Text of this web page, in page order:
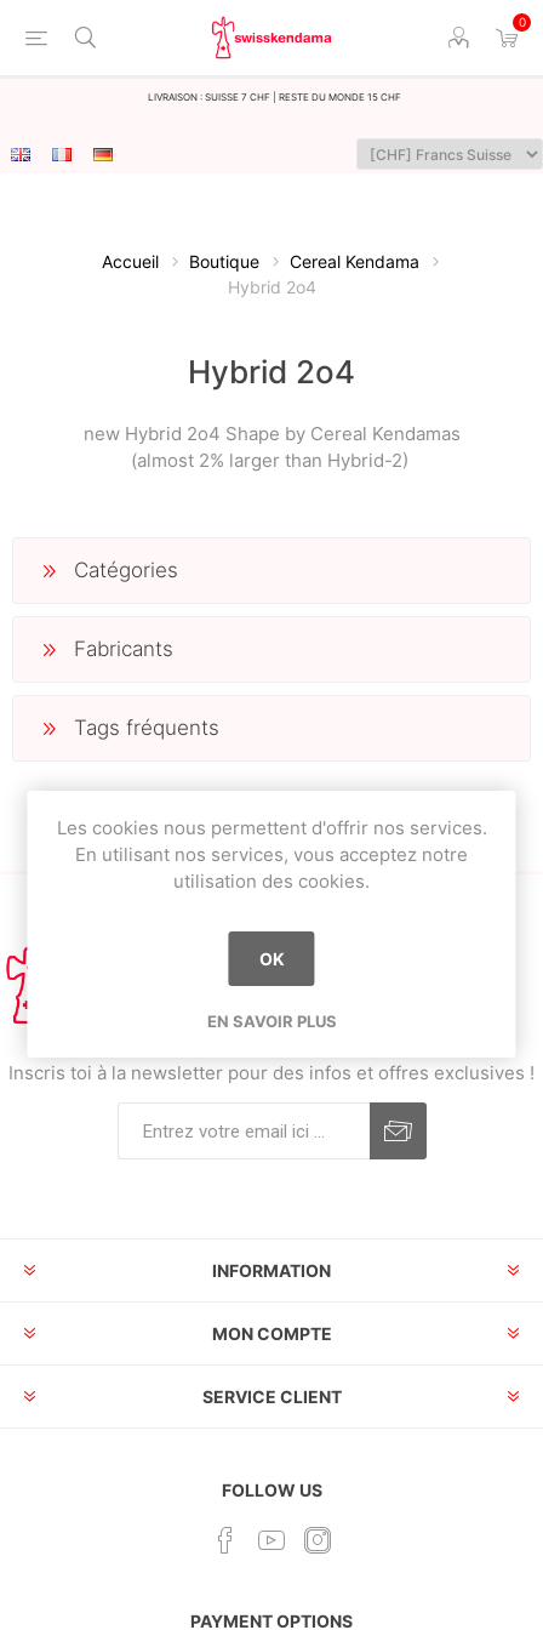
0
LIvraison : Suisse 7 CHF | Reste du monde 15 CHF
Accueil Boutique
Cereal Kendama
Hybrid 2o4
Hybrid 2o4
new Hybrid 2o4 Shape by Cereal Kendamas
(almost 2% larger than Hybrid-2)
Catégories
Fabricants
Tags fréquents
Inscris toi à la newsletter pour des infos et offres exclusives !
INFORMATION
MON COMPTE
SERVICE CLIENT
FOLLOW US
PAYMENT OPTIONS
Les cookies nous permettent d'offrir nos services.
En utilisant nos services, vous acceptez notre
utilisation des cookies.
OK
EN SAVOIR PLUS